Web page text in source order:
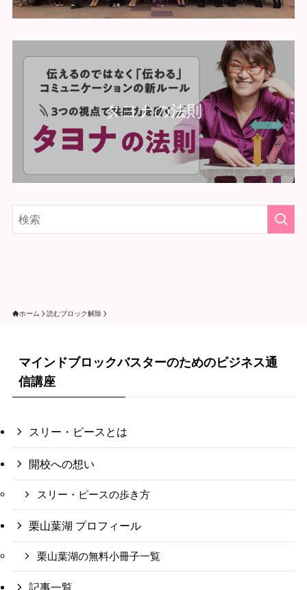
タヨナの法則
ホーム 読むブロック解除
マインドブロックバスターのためのビジネス通
信講座
スリー・ピースとは
開校への想い
スリー・ピースの歩き方
栗山葉湖 プロフィール
栗山葉湖の無料小冊子一覧
記事一覧